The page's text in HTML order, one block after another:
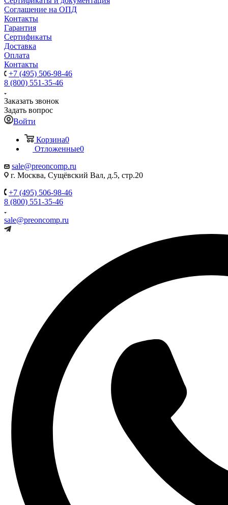
Соглашение на ОПД
Контакты
Гарантия
Сертификаты
Доставка
Оплата
Контакты
+7 (495) 506-98-46
8 (800) 551-35-46
Заказать звонок
Задать вопрос
Войти
Корзина0
Отложенные0
sale@preoncomp.ru
г. Москва, Сущёвский Вал, д.5, стр.20
+7 (495) 506-98-46
8 (800) 551-35-46
sale@preoncomp.ru